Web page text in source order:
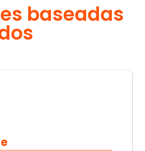
baseadas